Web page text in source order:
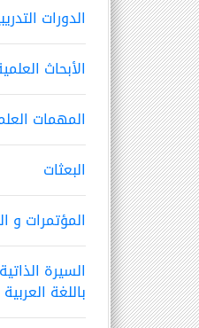
الدورات
الأبحاث
المهمات
البعثات
المؤتمرات و
السيرة الذاتية
باللغة العربية